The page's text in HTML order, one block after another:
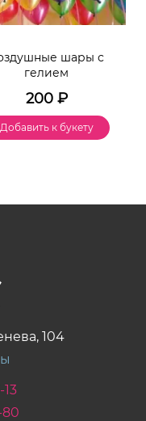
шары с
гелием
200₽
Добавить к букету
104
80